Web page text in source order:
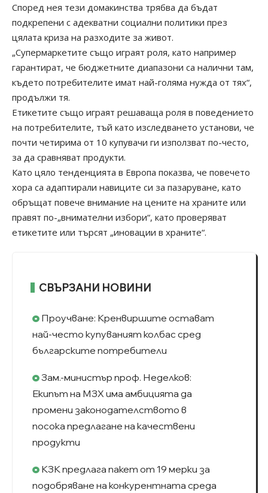
Според нея тези домакинства трябва да бъдат
подкрепени с адекватни социални политики през
цялата криза на разходите за живот.
„Супермаркетите също играят роля, като например
гарантират, че бюджетните диапазони са налични там,
където потребителите имат най-голяма нужда от тях“,
продължи тя.
Етикетите също играят решаваща роля в поведението
на потребителите, тъй като изследването установи, че
почти четирима от 10 купувачи ги използват по-често,
за да сравняват продукти.
Като цяло тенденцията в Европа показва, че повечето
хора са адаптирали навиците си за пазаруване, като
обръщат повече внимание на цените на храните или
правят по-„внимателни избори“, като проверяват
етикетите или търсят „иновации в храните“.
СВЪРЗАНИ НОВИНИ
Проучване: Кренвиршите остават
най-често купуваният колбас сред
българските потребители
Зам.-министър проф. Неделков:
Екипът на МЗХ има амбицията да
промени законодателството в
посока предлагане на качествени
продукти
КЗК предлага пакет от 19 мерки за
подобряване на конкурентната среда